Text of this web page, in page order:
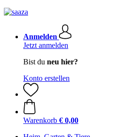
Anmelden
Jetzt anmelden
Bist du neu hier?
Konto erstellen
Warenkorb € 0,00